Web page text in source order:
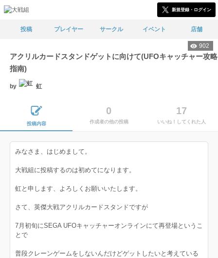
新規登録・ログイン
投稿 プレイヤー サークル イベント 店舗
902
アクリルカードスタンドゲットに向けて(UFOキャッチャー攻略
指南)
by 虹
投稿内容
0
作成者の他の投稿
17
いいね！してくれた人
みなさま、はじめまして。
大戦組に投稿するのは初めてになります。
虹と申します、よろしくお願いいたします。
さて、英傑大戦アクリルカードスタンドですが
7月初旬にSEGA UFOキャッチャーオンラインにて再登場というこ
とで
普段クレーンゲームをしないんだけどゲットしたいと考えている